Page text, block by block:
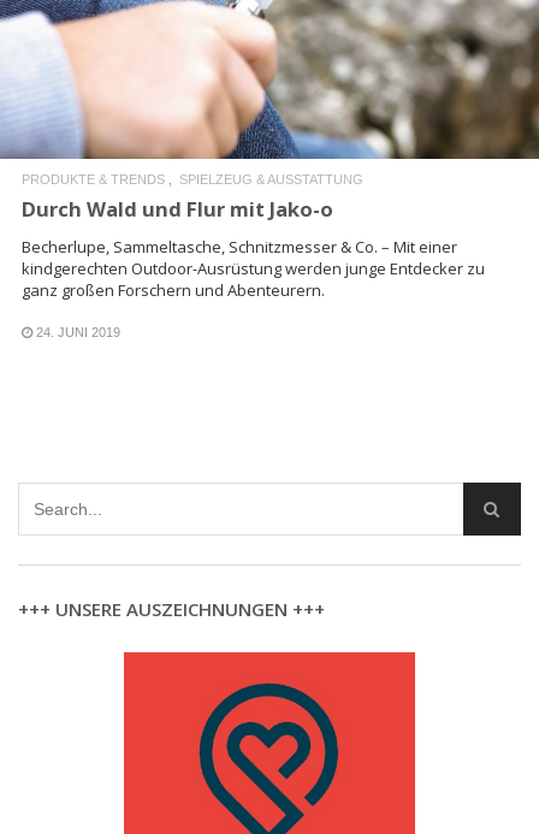
READ MORE
PRODUKTE & TRENDS SPIELZEUG & AUSSTATTUNG
Durch Wald und Flur mit Jako-o
Becherlupe, Sammeltasche, Schnitzmesser & Co. – Mit einer
kindgerechten Outdoor-Ausrüstung werden junge Entdecker zu
ganz großen Forschern und Abenteurern.
24. JUNI 2019
+++ UNSERE AUSZEICHNUNGEN +++